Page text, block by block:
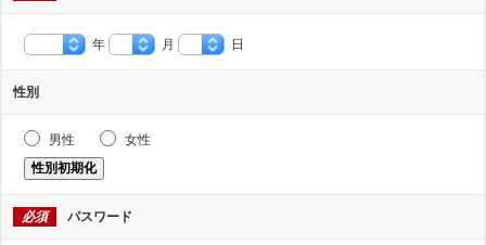
年 月 日
性別
男性
女性
性別初期化
必須 パスワード